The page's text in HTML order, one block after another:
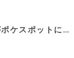
ソフトバンクがポケスポットになった恩恵